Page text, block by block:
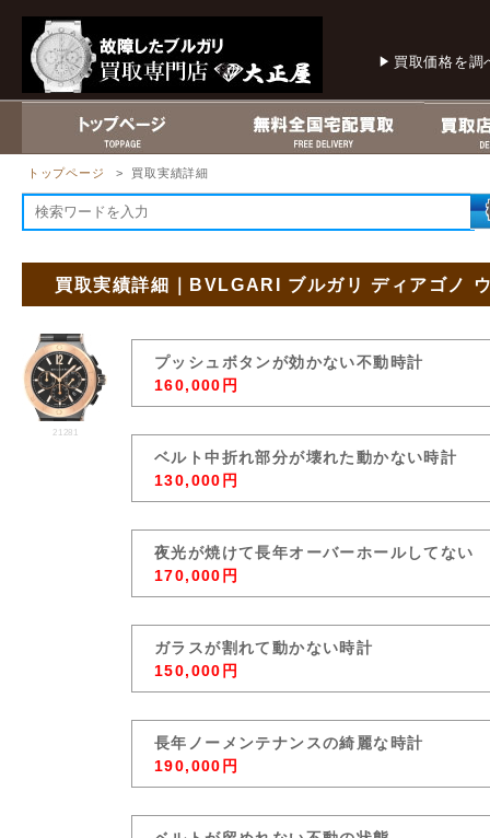
買取価格を調
トップページ > 買取実績詳細
買取実績詳細｜BVLGARI ブルガリ ディアゴノ
21281
プッシュボタンが効かない不動時計
160,000円
ベルト中折れ部分が壊れた動かない時計
130,000円
夜光が焼けて長年オーバーホールしてない
170,000円
ガラスが割れて動かない時計
150,000円
長年ノーメンテナンスの綺麗な時計
190,000円